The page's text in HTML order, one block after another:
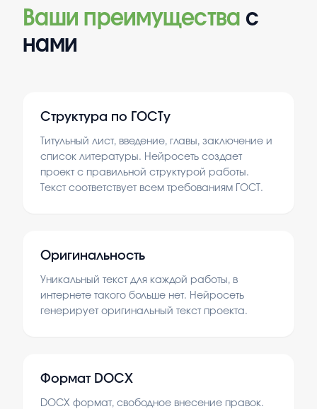
Ваши преимущества с
нами
Структура по ГОСТу
Титульный лист, введение, главы, заключение и
список литературы. Нейросеть создает
проект с правильной структурой работы.
Текст соответствует всем требованиям ГОСТ.
Оригинальность
Уникальный текст для каждой работы, в
интернете такого больше нет. Нейросеть
генерирует оригинальный текст проекта.
Формат DOCX
DOCX формат, свободное внесение правок.